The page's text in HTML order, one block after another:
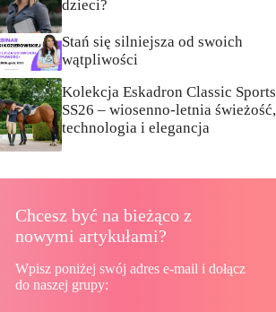
dzieci?
Stań się silniejsza od swoich
wątpliwości
Kolekcja Eskadron Classic Sports
SS26 – wiosenno-letnia świeżość,
technologia i elegancja
Chcesz być na bieżąco z
nowymi artykułami?
Wpisz poniżej swój adres e-mail i dołącz
do naszej grupy: